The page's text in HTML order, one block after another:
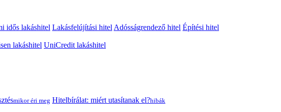
idős lakáshitel Lakásfelújítási hitelAdósságrendező hitel Építési hitel
lakáshitel UniCredit lakáshitel
mikor éri meg Hitelbírálat: miért utasítanak el?hibák